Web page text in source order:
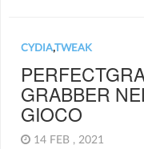
CYDIA,TWEAK
GRABBER
GIOCO
14 FEB , 2021